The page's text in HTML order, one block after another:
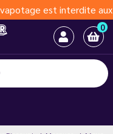
est interdite aux
0